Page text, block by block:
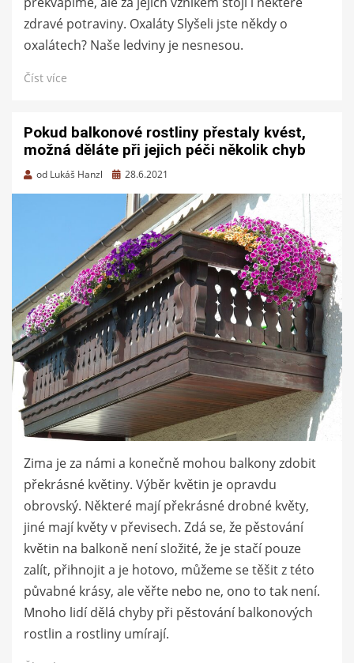
zdravé potraviny. Oxaláty Slyšeli jste někdy o
oxalátech? Naše ledviny je nesnesou.
Číst více
Pokud balkonové rostliny přestaly kvést,
možná děláte při jejich péči několik chyb
od Lukáš Hanzl
Zveřejněno
28.6.2021
Zima je za námi a konečně mohou balkony zdobit
překrásné květiny. Výběr květin je opravdu
obrovský. Některé mají překrásné drobné květy,
jiné mají květy v převisech. Zdá se, že pěstování
květin na balkoně není složité, že je stačí pouze
zalít, přihnojit a je hotovo, můžeme se těšit z této
půvabné krásy, ale věřte nebo ne, ono to tak není.
Mnoho lidí dělá chyby při pěstování balkonových
rostlin a rostliny umírají.